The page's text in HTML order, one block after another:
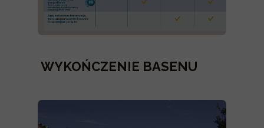
WYKOŃCZENIE BASENU